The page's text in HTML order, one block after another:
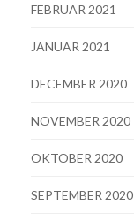
FEBRUAR 2021
JANUAR 2021
DECEMBER 2020
NOVEMBER 2020
OKTOBER 2020
SEPTEMBER 2020